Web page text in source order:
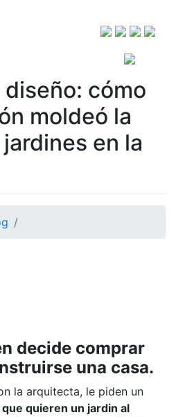
cómo
moldeó la
en la
decide comprar
una casa.
la arquitecta, le piden un
que quieren un jardin al